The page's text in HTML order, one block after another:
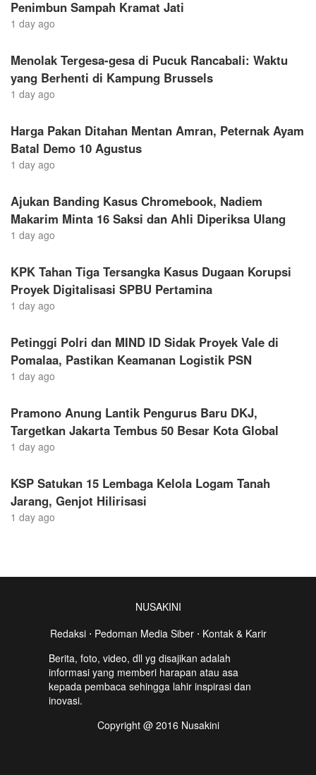
Penimbun Sampah Kramat Jati
1 day ago
Menolak Tergesa-gesa di Pucuk Rancabali: Waktu
yang Berhenti di Kampung Brussels
1 day ago
Harga Pakan Ditahan Mentan Amran, Peternak Ayam
Batal Demo 10 Agustus
1 day ago
Ajukan Banding Kasus Chromebook, Nadiem
Makarim Minta 16 Saksi dan Ahli Diperiksa Ulang
1 day ago
KPK Tahan Tiga Tersangka Kasus Dugaan Korupsi
Proyek Digitalisasi SPBU Pertamina
1 day ago
Petinggi Polri dan MIND ID Sidak Proyek Vale di
Pomalaa, Pastikan Keamanan Logistik PSN
1 day ago
Pramono Anung Lantik Pengurus Baru DKJ,
Targetkan Jakarta Tembus 50 Besar Kota Global
1 day ago
KSP Satukan 15 Lembaga Kelola Logam Tanah
Jarang, Genjot Hilirisasi
1 day ago
NUSAKINI
Redaksi⋅ Pedoman Media Siber⋅ Kontak & Karir
Berita, foto, video, dll yg disajikan adalah
informasi yang memberi harapan atau asa
kepada pembaca sehingga lahir inspirasi dan
inovasi.
Copyright @ 2016 Nusakini